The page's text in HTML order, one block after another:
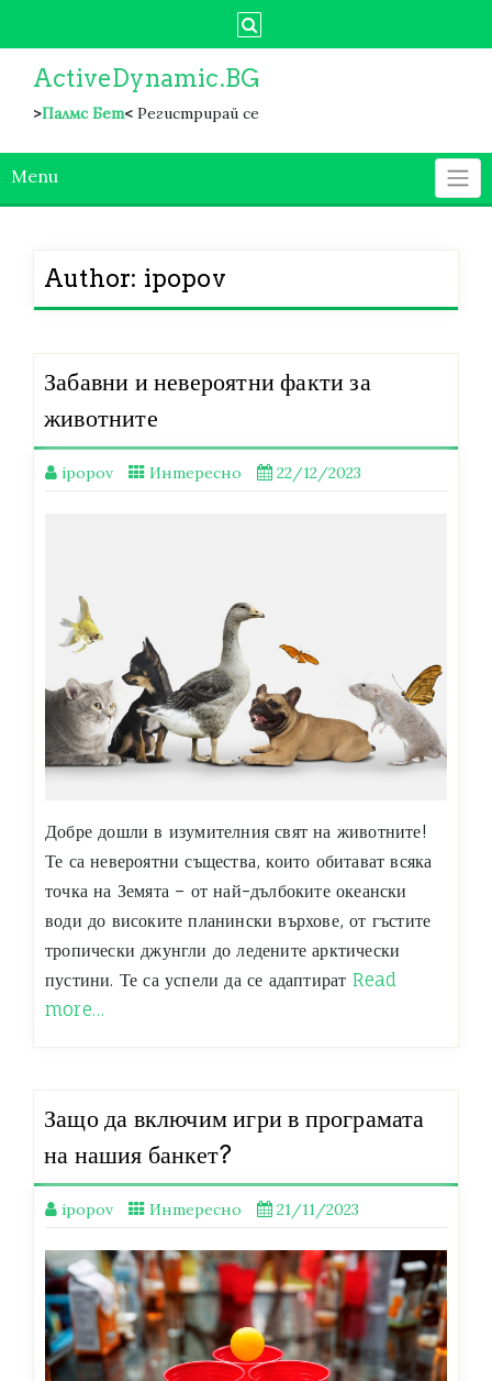
ActiveDynamic.BG
>Палмс Бет< Регистрирай се
Menu
Author: ipopov
Забавни и невероятни факти за
животните
ipopov Интересно 22/12/2023
Добре дошли в изумителния свят на животните!
Те са невероятни същества, които обитават всяка
точка на Земята – от най-дълбоките океански
води до високите планински върхове, от гъстите
тропически джунгли до ледените арктически
пустини. Те са успели да се адаптират Read
more…
Защо да включим игри в програмата
на нашия банкет?
ipopov Интересно 21/11/2023